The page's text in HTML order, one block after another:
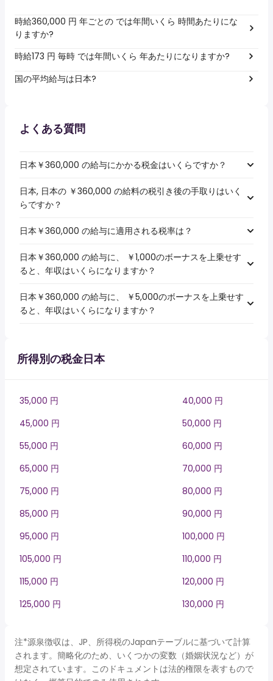
時給360,000 円 年ごとの では年間いくら 時間あたりにな
りますか?
時給173 円 毎時 では年間いくら 年あたりになりますか?
国の平均給与は日本?
よくある質問
日本￥360,000 の給与にかかる税金はいくらですか？
日本, 日本の ￥360,000 の給料の税引き後の手取りはいく
らですか？
日本￥360,000 の給与に適用される税率は？
日本￥360,000 の給与に、 ￥1,000のボーナスを上乗せす
ると、年収はいくらになりますか？
日本￥360,000 の給与に、 ￥5,000のボーナスを上乗せす
ると、年収はいくらになりますか？
所得別の税金日本
35,000 円
40,000 円
45,000 円
50,000 円
55,000 円
60,000 円
65,000 円
70,000 円
75,000 円
80,000 円
85,000 円
90,000 円
95,000 円
100,000 円
105,000 円
110,000 円
115,000 円
120,000 円
125,000 円
130,000 円
注*源泉徴収は、JP、所得税のJapanテーブルに基づいて計算
されます。簡略化のため、いくつかの変数（婚姻状況など）が
想定されています。このドキュメントは法的権限を表すもので